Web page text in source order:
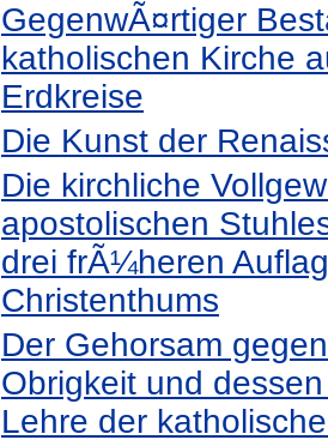
GegenwÃ¤rtiger
katholischen Kirche
Erdkreise
Die Kunst der
Die kirchliche
apostolischen
drei frÃ¼heren
Christenthums
Der Gehorsam
Obrigkeit und
Lehre der